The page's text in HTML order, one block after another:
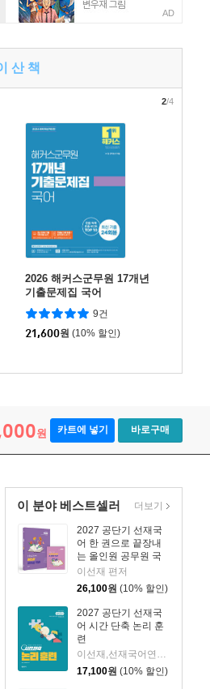
AD
산 책
2026 해커스군무원 17개년
기출문제집 국어
9건
21,600원 (10% 할인)
2/4
원 카트에 넣기 바로구매
이 분야 베스트셀러
2027 공단기 선재국
어 한 권으로 끝장내
는 올인원 공무원 국
어
이선재 편저
26,100원 (10% 할인)
2027 공단기 선재국
어 시간 단축 논리 훈
련
이선재,선재국어연구소 공편저
17,100원 (10% 할인)
더보기